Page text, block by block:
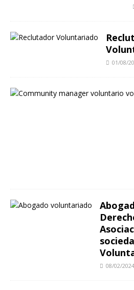
01/08/
08/02/2024